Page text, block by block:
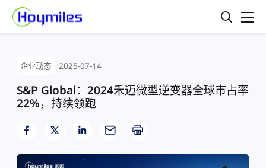
企业动态 2025-07-14
S&P Global：2024禾迈微型逆变器全球市占率
22%，持续领跑